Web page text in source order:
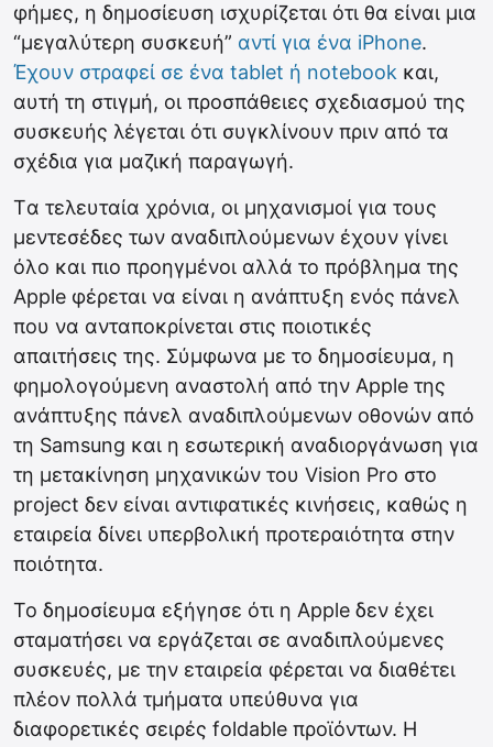
φήμες, η δημοσίευση ισχυρίζεται ότι θα είναι μια
“μεγαλύτερη συσκευή” αντί για ένα iPhone.
Έχουν στραφεί σε ένα tablet ή notebook και,
αυτή τη στιγμή, οι προσπάθειες σχεδιασμού της
συσκευής λέγεται ότι συγκλίνουν πριν από τα
σχέδια για μαζική παραγωγή.
Tα τελευταία χρόνια, οι μηχανισμοί για τους
μεντεσέδες των αναδιπλούμενων έχουν γίνει
όλο και πιο προηγμένοι αλλά το πρόβλημα της
Apple φέρεται να είναι η ανάπτυξη ενός πάνελ
που να ανταποκρίνεται στις ποιοτικές
απαιτήσεις της. Σύμφωνα με το δημοσίευμα, η
φημολογούμενη αναστολή από την Apple της
ανάπτυξης πάνελ αναδιπλούμενων οθονών από
τη Samsung και η εσωτερική αναδιοργάνωση για
τη μετακίνηση μηχανικών του Vision Pro στο
project δεν είναι αντιφατικές κινήσεις, καθώς η
εταιρεία δίνει υπερβολική προτεραιότητα στην
ποιότητα.
Το δημοσίευμα εξήγησε ότι η Apple δεν έχει
σταματήσει να εργάζεται σε αναδιπλούμενες
συσκευές, με την εταιρεία φέρεται να διαθέτει
πλέον πολλά τμήματα υπεύθυνα για
διαφορετικές σειρές foldable προϊόντων. Η